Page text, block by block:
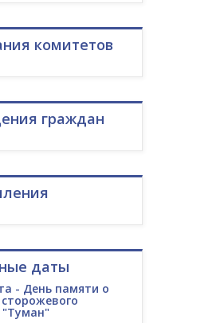
комитетов
граждан
даты
- День памяти о
"Туман"